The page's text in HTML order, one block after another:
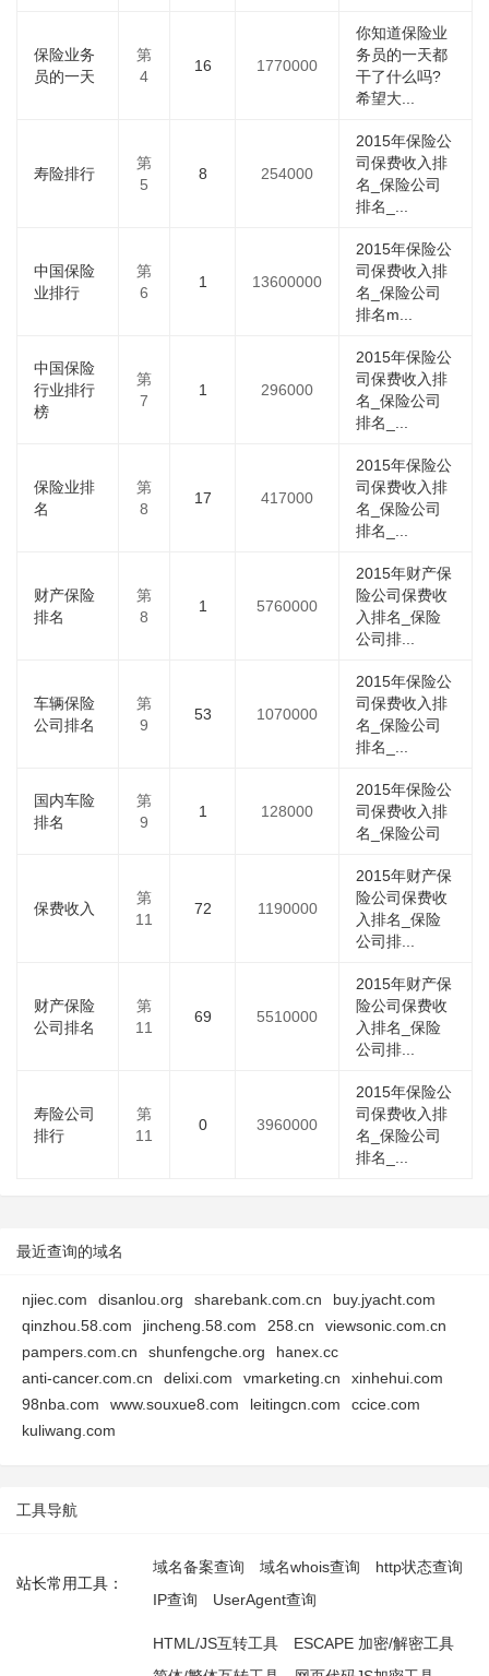
保险业务
员的一天
第
4
16 1770000
你知道保险业
务员的一天都
干了什么吗?
希望大...
寿险排行
第
5
8 254000
2015年保险公
司保费收入排
名_保险公司
排名_...
中国保险
业排行
第
6
1 13600000
2015年保险公
司保费收入排
名_保险公司
排名m...
中国保险
行业排行
榜
第
7
1 296000
2015年保险公
司保费收入排
名_保险公司
排名_...
保险业排
名
第
8
17 417000
2015年保险公
司保费收入排
名_保险公司
排名_...
财产保险
排名
第
8
1 5760000
2015年财产保
险公司保费收
入排名_保险
公司排...
车辆保险
公司排名
第
9
53 1070000
2015年保险公
司保费收入排
名_保险公司
排名_...
国内车险
排名
第
9
1 128000
2015年保险公
司保费收入排
名_保险公司
保费收入
第
11
72 1190000
2015年财产保
险公司保费收
入排名_保险
公司排...
财产保险
公司排名
第
11
69 5510000
2015年财产保
险公司保费收
入排名_保险
公司排...
寿险公司
排行
第
11
0 3960000
2015年保险公
司保费收入排
名_保险公司
排名_...
最近查询的域名
njiec.com disanlou.org sharebank.com.cn
buy.jyacht.com
qinzhou.58.com
jincheng.58.com 258.cn
viewsonic.com.cn
pampers.com.cn
shunfengche.org
hanex.cc
anti-cancer.com.cn
delixi.com vmarketing.cn
xinhehui.com
98nba.com
www.souxue8.com leitingcn.com
ccice.com
kuliwang.com
工具导航
站长常用工具：
域名备案查询 域名whois查询
http状态查询
IP查询
UserAgent查询
HTML/JS互转工具
ESCAPE 加密/解密工具